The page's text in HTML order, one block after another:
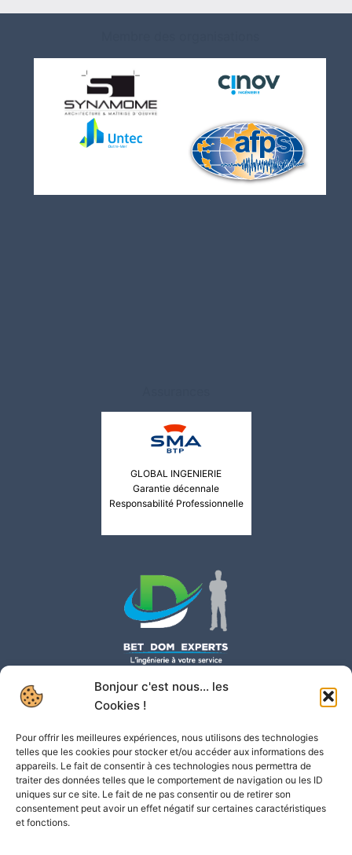
Bonjour c'est nous... les
Cookies !
Pour offrir les meilleures expériences, nous utilisons des technologies
telles que les cookies pour stocker et/ou accéder aux informations des
appareils. Le fait de consentir à ces technologies nous permettra de
traiter des données telles que le comportement de navigation ou les ID
uniques sur ce site. Le fait de ne pas consentir ou de retirer son
consentement peut avoir un effet négatif sur certaines caractéristiques
et fonctions.
GLOBAL INGENIERIE
Garantie décennale
Responsabilité Professionnelle
BET DOM EXPERTS S.A.S.
Zi champigny bât 17 – imm frangipanier
Tel : +596 696 382 402
Email :contact@domexperts.com
APE : 7112B – SIRET : 949 025 647 000 15
TVA intracommunautaire : FR77949025647
Domaines d’activités
Bureau d’Etudes Techniques